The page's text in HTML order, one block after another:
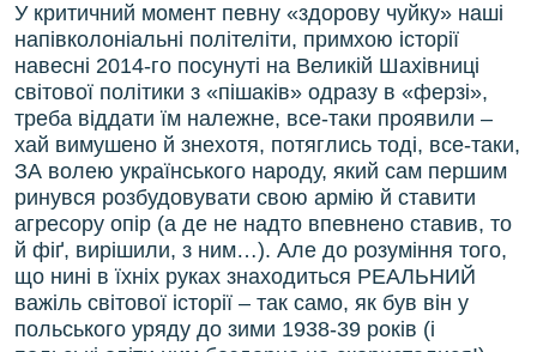
У критичний момент певну «здорову чуйку» наші
напівколоніальні політеліти, примхою історії
навесні 2014-го посунуті на Великій Шахівниці
світової політики з «пішаків» одразу в «ферзі»,
треба віддати їм належне, все-таки проявили –
хай вимушено й знехотя, потяглись тоді, все-таки,
ЗА волею українського народу, який сам першим
ринувся розбудовувати свою армію й ставити
агресору опір (а де не надто впевнено ставив, то
й фіґ, вирішили, з ним…). Але до розуміння того,
що нині в їхніх руках знаходиться РЕАЛЬНИЙ
важіль світової історії – так само, як був він у
польського уряду до зими 1938-39 років (і